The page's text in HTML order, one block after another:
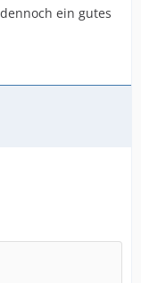
ein gutes